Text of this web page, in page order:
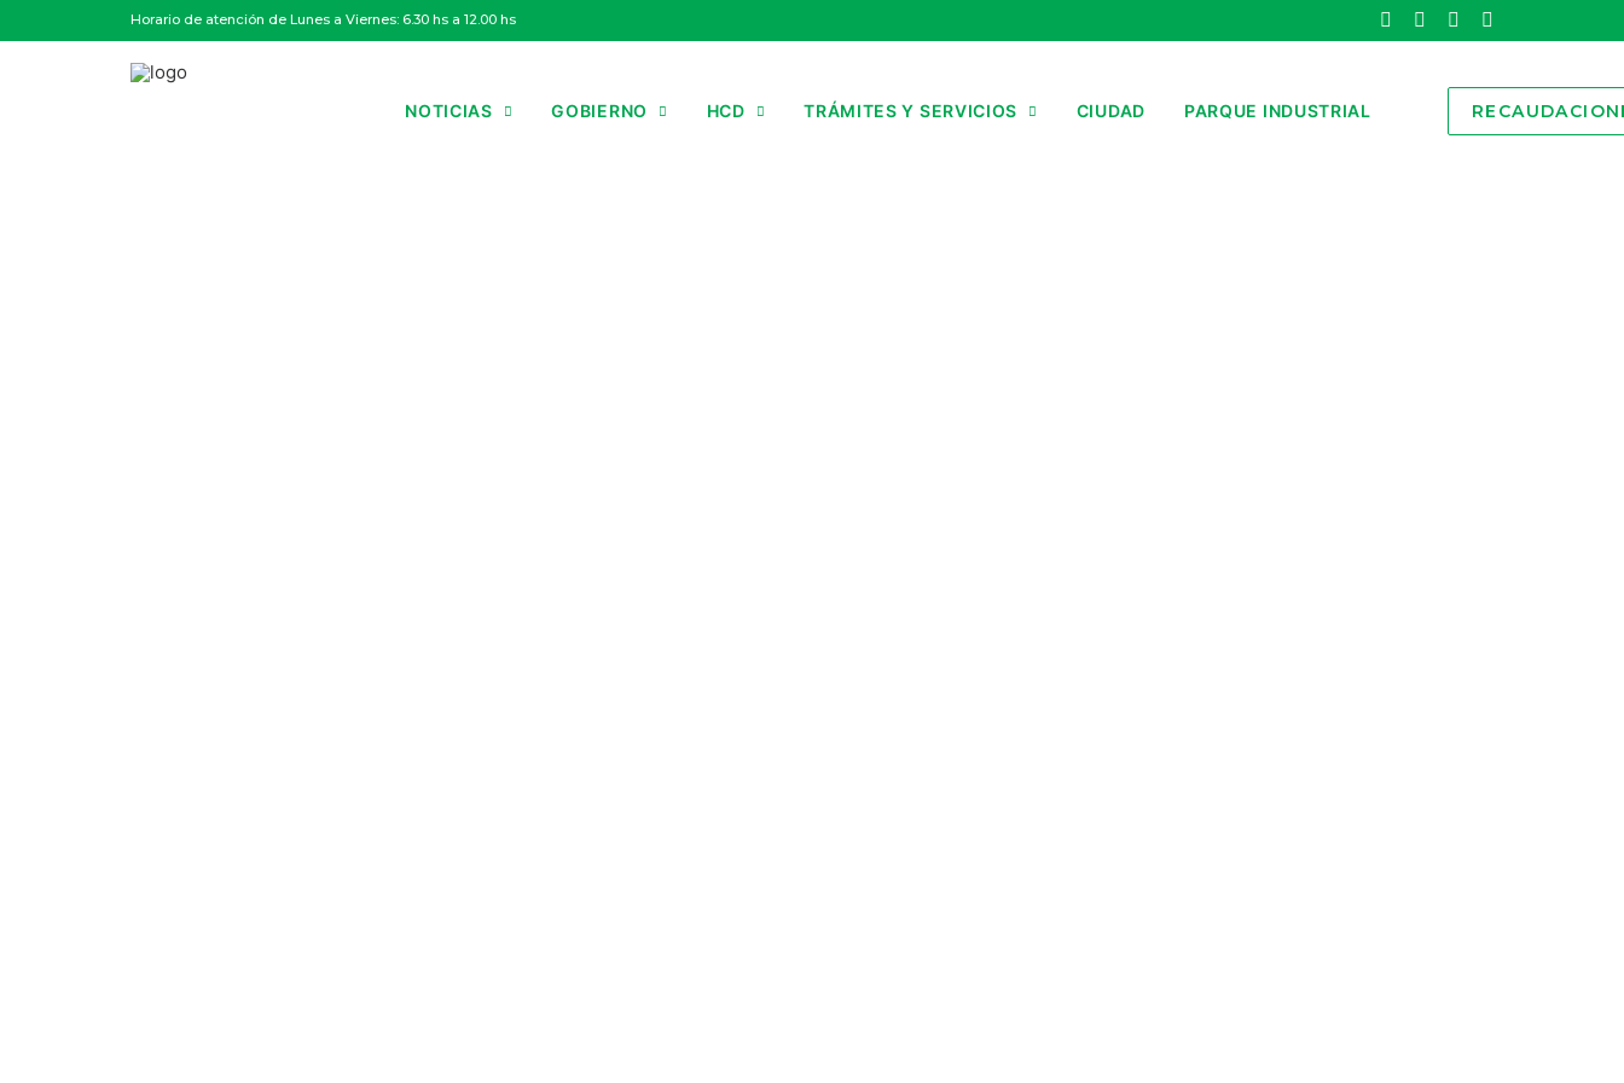
Horario de atención de Lunes a Viernes: 6.30 hs a 12.00 hs
NOTICIAS GOBIERNO HCD TRÁMITES Y SERVICIOS CIUDAD PARQUE INDUSTRIAL